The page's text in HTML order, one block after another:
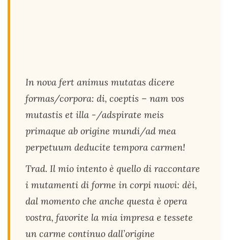
In nova fert animus mutatas dicere
formas/corpora: di, coeptis – nam vos
mutastis et illa -/adspirate meis
primaque ab origine mundi/ad mea
perpetuum deducite tempora carmen!
Trad. Il mio intento è quello di raccontare
i mutamenti di forme in corpi nuovi: dèi,
dal momento che anche questa è opera
vostra, favorite la mia impresa e tessete
un carme continuo dall’origine